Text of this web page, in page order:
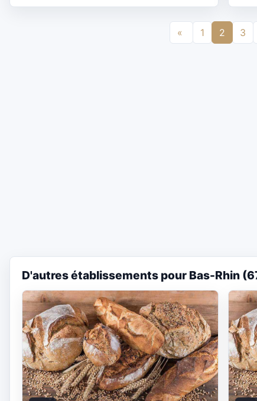
« 1 2 3
D'autres établissements pour Bas-Rhin